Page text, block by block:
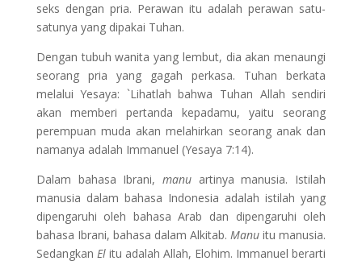
seks dengan pria. Perawan itu adalah perawan satu-
satunya yang dipakai Tuhan.
Dengan tubuh wanita yang lembut, dia akan menaungi
seorang pria yang gagah perkasa. Tuhan berkata
melalui Yesaya: `Lihatlah bahwa Tuhan Allah sendiri
akan memberi pertanda kepadamu, yaitu seorang
perempuan muda akan melahirkan seorang anak dan
namanya adalah Immanuel (Yesaya 7:14).
Dalam bahasa Ibrani, manu artinya manusia. Istilah
manusia dalam bahasa Indonesia adalah istilah yang
dipengaruhi oleh bahasa Arab dan dipengaruhi oleh
bahasa Ibrani, bahasa dalam Alkitab.Manuitu manusia.
Sedangkan El itu adalah Allah, Elohim. Immanuel berarti